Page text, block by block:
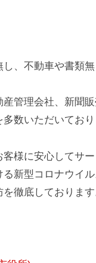
、不動車や書類
管理会社、新聞
数いただいてお
客様に安心してサ
新型コロナウイ
徹底しております